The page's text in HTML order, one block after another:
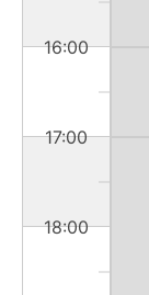
16:00
17:00
18:00